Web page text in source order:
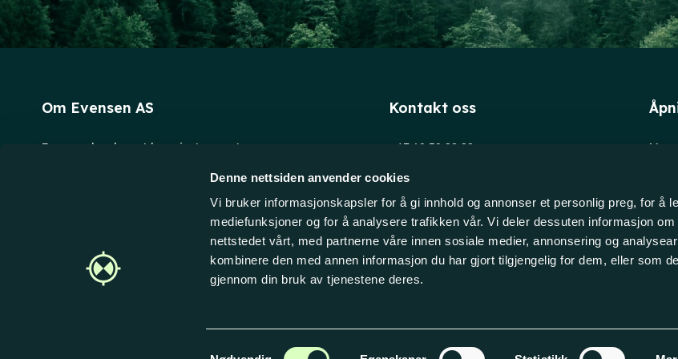
Denne nettsiden anvender cookies
Vi bruker informasjonskapsler for å gi innhold og annonser et personlig preg, for å
mediefunksjoner og for å analysere trafikken vår. Vi deler dessuten informasjon
nettstedet vårt, med partnerne våre innen sosiale medier, annonsering og
kombinere den med annen informasjon du har gjort tilgjengelig for dem, eller som
gjennom din bruk av tjenestene deres.
Samtykkevalg
Om Evensen AS
Evensen har levert laserinstrumenter og
markedet siden 1996. Vi holder til fem minutters
biltur fra Fredrikstad sentrum. Personlig service og
raske leveranser er vårt fokus - velkommen til å
Kontakt oss
+47 69 39 88 88
Org.nr: 930193135